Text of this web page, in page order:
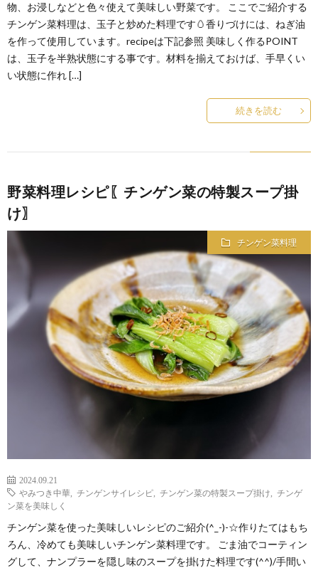
物、お浸しなどと色々使えて美味しい野菜です。 ここでご紹介する
チンゲン菜料理は、玉子と炒めた料理です🥚香りづけには、ねぎ油
を作って使用しています。recipeは下記参照 美味しく作るPOINT
は、玉子を半熟状態にする事です。材料を揃えておけば、手早くい
い状態に作れ […]
続きを読む
野菜料理レシピ〖チンゲン菜の特製スープ掛
け〗
チンゲン菜料理
2024.09.21
やみつき中華
チンゲンサイレシピ チンゲン菜の特製スープ掛け
チンゲ
ン菜を美味しく
チンゲン菜を使った美味しいレシピのご紹介(^_-)-☆作りたてはもち
ろん、冷めても美味しいチンゲン菜料理です。 ごま油でコーティン
グして、ナンプラーを隠し味のスープを掛けた料理です(^^)/手間い